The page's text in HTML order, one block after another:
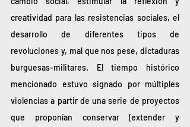
creatividad para las resistencias sociales, el
desarrollo de diferentes tipos de
revoluciones y, mal que nos pese, dictaduras
burguesas-militares. El tiempo histórico
mencionado estuvo signado por múltiples
violencias a partir de una serie de proyectos
que proponían conservar (extender y